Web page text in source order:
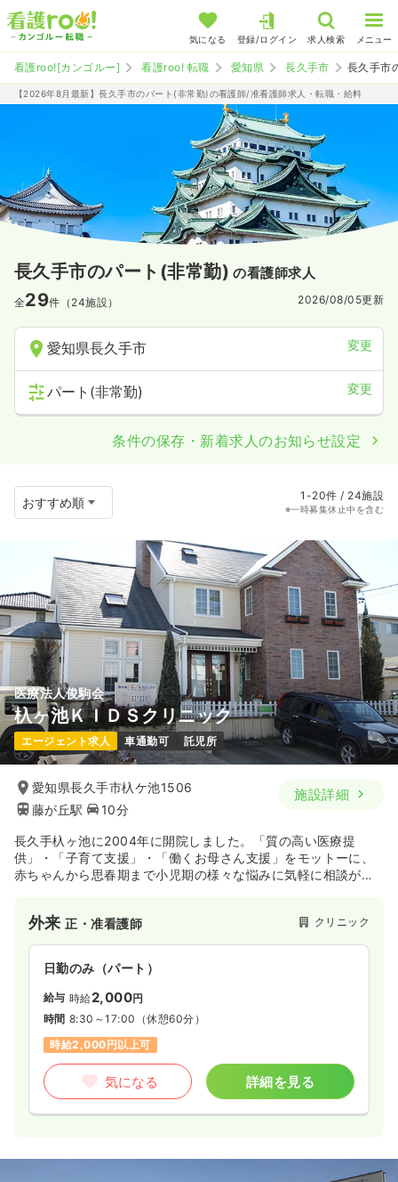
気になる 登録/ログイン 求人検索 メニュー
看護roo![カンゴルー] 看護roo! 転職 愛知県 長久手市 長久手市
【2026年8月最新】長久手市のパート(非常勤)の看護師/准看護師求人・転職・給料
長久手市のパート(非常勤) の看護師求人
全29件（24施設） 2026/08/05更新
愛知県長久手市 変更
パート(非常勤) 変更
条件の保存・新着求人のお知らせ設定
1-20件 / 24施設
※一時募集休止中を含む
医療法人俊駒会
杁ヶ池ＫＩＤＳクリニック
エージェント求人 車通勤可 託児所
愛知県長久手市杁ケ池1506
藤が丘駅
10分
施設詳細
長久手杁ヶ池に2004年に開院しました。「質の高い医療提
供」・「子育て支援」・「働くお母さん支援」をモットーに、
赤ちゃんから思春期まで小児期の様々な悩みに気軽に相談がで
外来正・准看護師 クリニック
日勤のみ（パート）
給与 時給2,000円
時間 8:30～17:00 （休憩60分）
時給2,000円以上可
気になる 詳細を見る